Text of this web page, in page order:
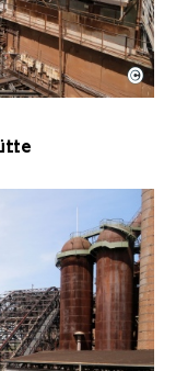
Hütte mit
Hütte | Karl
©